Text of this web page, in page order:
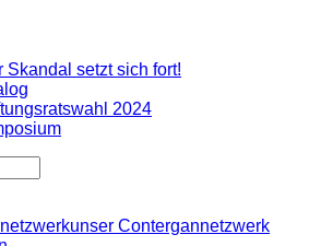
Skandal setzt sich fort!
2024
unser Contergannetzwerk